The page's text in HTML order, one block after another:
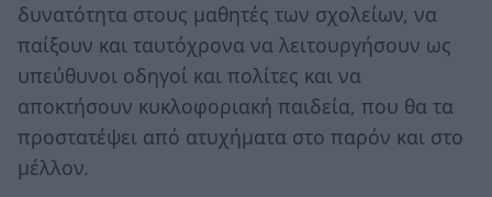
δυνατότητα στους μαθητές των σχολείων, να
παίξουν και ταυτόχρονα να λειτουργήσουν ως
υπεύθυνοι οδηγοί και πολίτες και να
αποκτήσουν κυκλοφοριακή παιδεία, που θα τα
προστατέψει από ατυχήματα στο παρόν και στο
μέλλον.